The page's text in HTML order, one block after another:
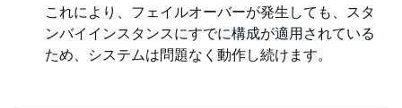
これにより、フェイルオーバーが発生しても、スタ
ンバイインスタンスにすでに構成が適用されている
ため、システムは問題なく動作し続けます。